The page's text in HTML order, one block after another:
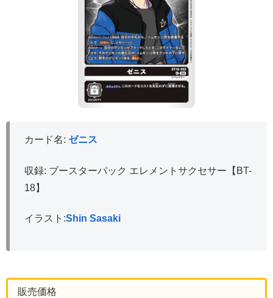
カード名: ゼニス
収録: ブースターパック エレメントサクセサー【BT-
18】
イラスト:Shin Sasaki
販売価格